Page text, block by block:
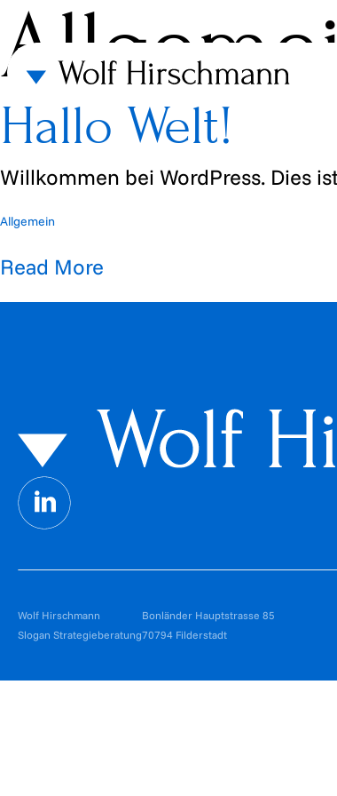
Hallo Welt!
Willkommen bei WordPress. Dies
Allgemein
Read More
Wolf Hirschmann
Slogan Strategieberatung
Bonländer Hauptstrasse 85
70794 Filderstadt